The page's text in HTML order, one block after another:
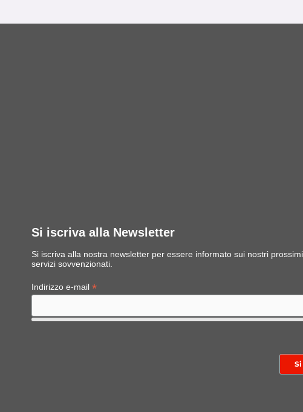
Si iscriva alla Newsletter
Si iscriva alla nostra newsletter per essere informato sui nostri
servizi sovvenzionati.
Indirizzo e-mail *